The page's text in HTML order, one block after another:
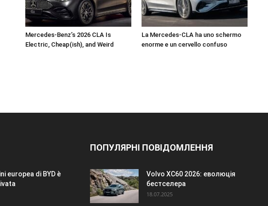
Mercedes-Benz’s 2026 CLA Is
Electric, Cheap(ish), and Weird
La Mercedes-CLA ha uno schermo
enorme e un cervello confuso
europea di BYD è
ПОПУЛЯРНІ ПОВІДОМЛЕННЯ
Volvo XC60 2026: еволюція
бестселера
18.07.2025